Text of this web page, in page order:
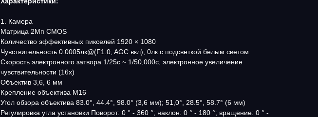
1. Камера
Матрица 2Мп CMOS
Количество эффективных пикселей 1920 × 1080
Чувствительность 0.0005лк@(F1.0, AGC вкл), 0лк с подсветкой белым светом
Скорость электронного затвора 1/25с ~ 1/50,000с, электронное увеличение
чувствительности (16х)
Объектив 3,6, 6 мм
Крепление объектива М16
Угол обзора объектива 83.0°, 44.4°, 98.0° (3,6 мм); 51,0°, 28.5°, 58.7° (6 мм)
Регулировка угла установки Поворот: 0 ° - 360 °; наклон: 0 ° - 180 °; вращение: 0 ° -